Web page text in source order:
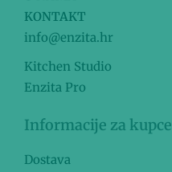
KONTAKT
info@enzita.hr
Kitchen Studio
Enzita Pro
Informacije za kupce
Dostava